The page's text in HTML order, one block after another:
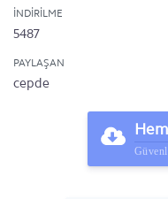
İNDIRILME
5487
PAYLAŞAN
cepde